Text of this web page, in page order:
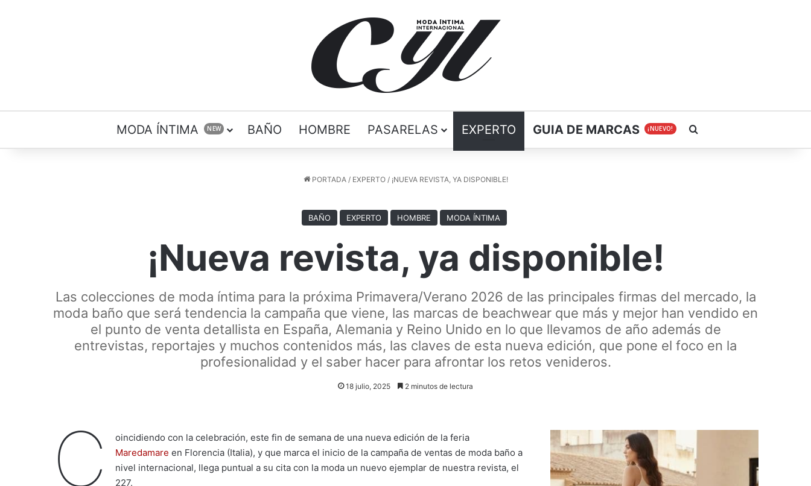
MODA ÍNTIMA NEW BAÑO HOMBRE PASARELAS EXPERTO GUIA DE MARCAS ¡NUEVO!
PORTADA / EXPERTO / ¡NUEVA REVISTA, YA DISPONIBLE!
BAÑO EXPERTO HOMBRE MODA ÍNTIMA
¡Nueva revista, ya disponible!
Las colecciones de moda íntima para la próxima Primavera/Verano 2026 de las principales firmas del mercado, la
moda baño que será tendencia la campaña que viene, las marcas de beachwear que más y mejor han vendido en
el punto de venta detallista en España, Alemania y Reino Unido en lo que llevamos de año además de
entrevistas, reportajes y muchos contenidos más, las claves de esta nueva edición, que pone el foco en la
profesionalidad y el saber hacer para afrontar los retos venideros.
18 julio, 2025 2 minutos de lectura
C
oincidiendo con la celebración, este fin de semana de una nueva edición de la feria
Maredamare en Florencia (Italia), y que marca el inicio de la campaña de ventas de moda baño a
nivel internacional, llega puntual a su cita con la moda un nuevo ejemplar de nuestra revista, el
227.